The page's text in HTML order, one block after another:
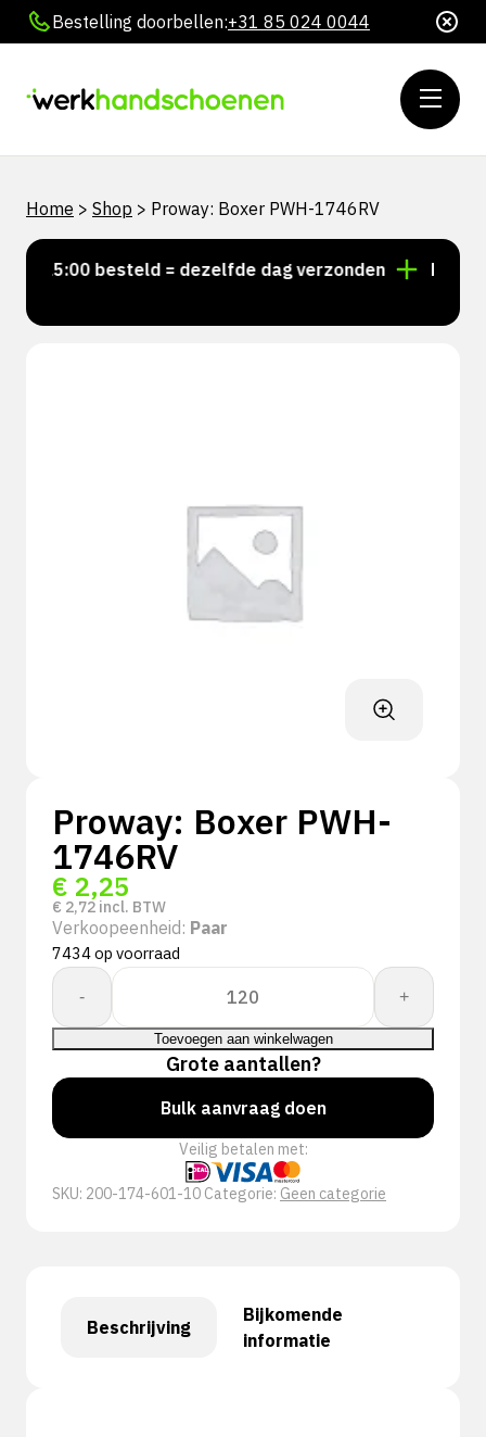
Bestelling doorbellen:+31 85 024 0044
Home > Shop > Proway: Boxer PWH-1746RV
15:00 besteld = dezelfde dag verzonden
Proway: Boxer PWH-
1746RV
€ 2,25
€ 2,72 incl. BTW
Verkoopeenheid: Paar
7434 op voorraad
-
Proway:
Boxer
PWH-
1746RV
aantal
+
Toevoegen aan winkelwagen
Grote aantallen?
Bulk aanvraag doen
Veilig betalen met:
SKU: 200-174-601-10 Categorie: Geen categorie
Beschrijving
Bijkomende
informatie